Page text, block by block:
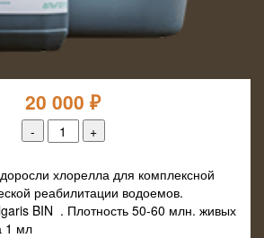
20 000 ₽
хлорелла для комплексной
реабилитации водоемов.
BIN . Плотность 50-60 млн. живых
1 мл